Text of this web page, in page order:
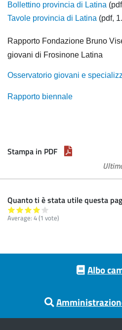
Bollettino provincia di Latina
Tavole provincia di Latina (pdf,
Rapporto Fondazione Bruno
giovani di Frosinone Latina
Osservatorio giovani e
Rapporto biennale
Stampa in PDF
Quanto ti è stata utile questa
Average: 4(1 vote)
Albo